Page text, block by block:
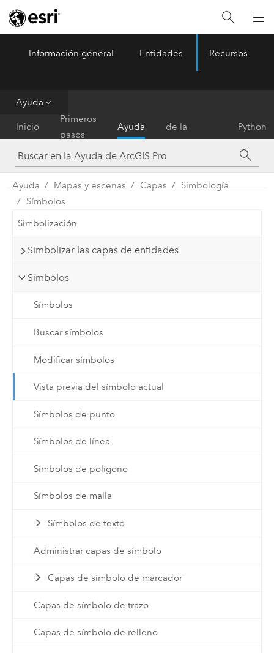
ArcGIS Pro Menu
Información general Entidades Recursos
Ayuda
Inicio
Primeros
pasos
Ayuda
de la
herramienta
Python
Ayuda Mapas y escenas Capas
Simbología
Símbolos
Simbolización
Simbolizar las capas de entidades
Símbolos
Símbolos
Buscar símbolos
Modificar símbolos
Vista previa del símbolo actual
Símbolos de punto
Símbolos de línea
Símbolos de polígono
Símbolos de malla
Símbolos de texto
Administrar capas de símbolo
Capas de símbolo de marcador
Capas de símbolo de trazo
Capas de símbolo de relleno